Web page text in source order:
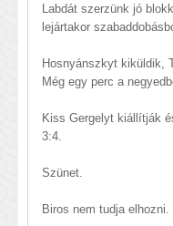
Labdát szerzünk jó
lejártakor
Hosnyánszkyt kiküldik,
Még egy perc a
Kiss Gergelyt kiállítják
3:4.
Szünet.
Biros nem tudja elhozni.